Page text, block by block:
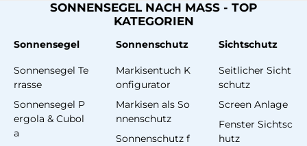
SONNENSEGEL NACH MASS - TOP
KATEGORIEN
Sonnensegel
Sonnensegel Te
rrasse
Sonnensegel P
ergola & Cubol
a
Sonnenschutz
Markisentuch K
onfigurator
Markisen als So
nnenschutz
Sonnenschutz f
Sichtschutz
Seitlicher Sicht
schutz
Screen Anlage
Fenster Sichtsc
hutz